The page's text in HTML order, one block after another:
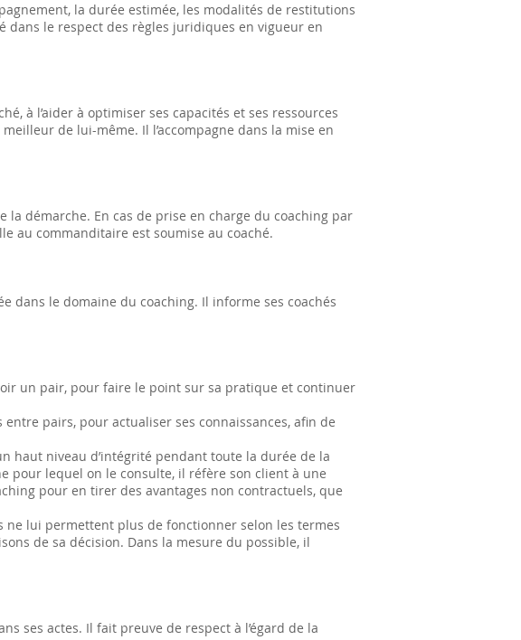
la durée estimée, les modalités de restitutions
le respect des règles juridiques en vigueur en
à l’aider à optimiser ses capacités et ses ressources
de lui-même. Il l’accompagne dans la mise en
démarche. En cas de prise en charge du coaching par
au commanditaire est soumise au coaché.
dans le domaine du coaching. Il informe ses coachés
un pair, pour faire le point sur sa pratique et continuer
pairs, pour actualiser ses connaissances, afin de
haut niveau d’intégrité pendant toute la durée de la
pour lequel on le consulte, il réfère son client à une
pour en tirer des avantages non contractuels, que
ne lui permettent plus de fonctionner selon les termes
de sa décision. Dans la mesure du possible, il
ses actes. Il fait preuve de respect à l’égard de la